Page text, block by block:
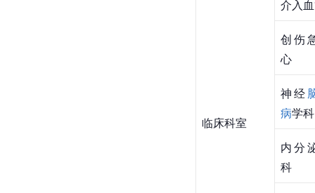
临床科室
介入
创伤
心
神经
病学科
内分
科